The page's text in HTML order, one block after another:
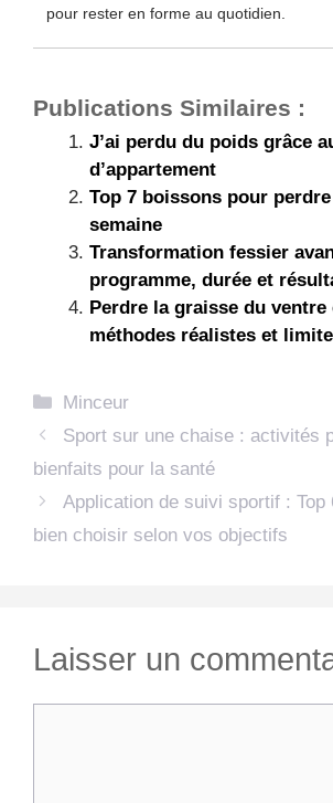
pour rester en forme au quotidien.
Publications Similaires :
J’ai perdu du poids grâce
d’appartement
Top 7 boissons pour
semaine
Transformation fessier
programme, durée et
Perdre la graisse du ventre
méthodes réalistes et
Catégories
Minceur
Sport sur une chaise : activités
bienfaits pour la santé
Application de suivi sportif : Top
bien choisir selon vos objectifs
Laisser un